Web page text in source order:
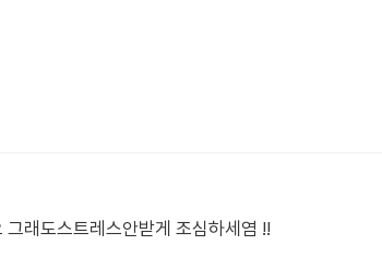
래도스트레스안받게 조심하세염 !!